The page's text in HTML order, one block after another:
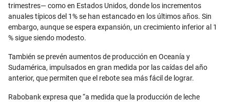
trimestres— como en Estados Unidos, donde los incrementos
anuales típicos del 1% se han estancado en los últimos años. Sin
embargo, aunque se espera expansión, un crecimiento inferior al 1
% sigue siendo modesto.
También se prevén aumentos de producción en Oceanía y
Sudamérica, impulsados en gran medida por las caídas del año
anterior, que permiten que el rebote sea más fácil de lograr.
Rabobank expresa que “a medida que la producción de leche